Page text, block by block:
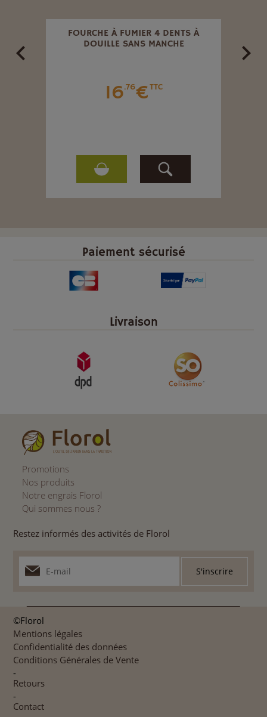
FOURCHE À FUMIER 4 DENTS À
DOUILLE SANS MANCHE
16.76€TTC
Paiement sécurisé
Livraison
Promotions
Nos produits
Notre engrais Florol
Qui sommes nous ?
Restez informés des activités de Florol
©Florol
Mentions légales
Confidentialité des données
Conditions Générales de Vente
-
Retours
-
Contact